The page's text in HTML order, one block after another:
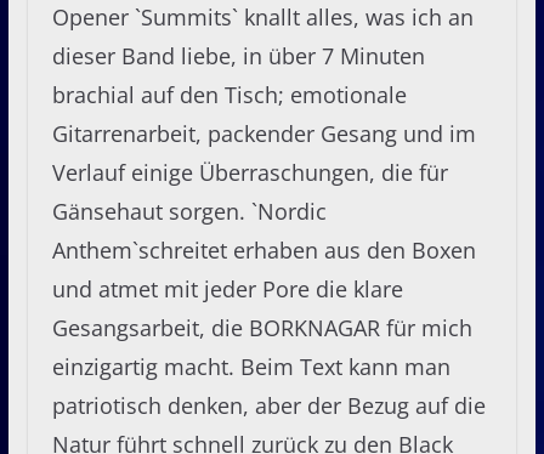
Opener `Summits` knallt alles, was ich an
dieser Band liebe, in über 7 Minuten
brachial auf den Tisch; emotionale
Gitarrenarbeit, packender Gesang und im
Verlauf einige Überraschungen, die für
Gänsehaut sorgen. `Nordic
Anthem`schreitet erhaben aus den Boxen
und atmet mit jeder Pore die klare
Gesangsarbeit, die BORKNAGAR für mich
einzigartig macht. Beim Text kann man
patriotisch denken, aber der Bezug auf die
Natur führt schnell zurück zu den Black